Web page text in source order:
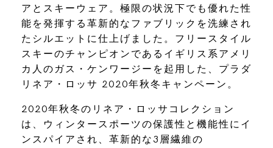
アとスキーウェア。極限の状況下でも優れた性
能を発揮する革新的なファブリックを洗練され
たシルエットに仕上げました。フリースタイル
スキーのチャンピオンであるイギリス系アメリ
カ人のガス・ケンワージーを起用した、プラダ
リネア・ロッサ 2020年秋冬キャンペーン。
2020年秋冬のリネア・ロッサコレクション
は、ウィンタースポーツの保護性と機能性にイ
ンスパイアされ、革新的な3層繊維の